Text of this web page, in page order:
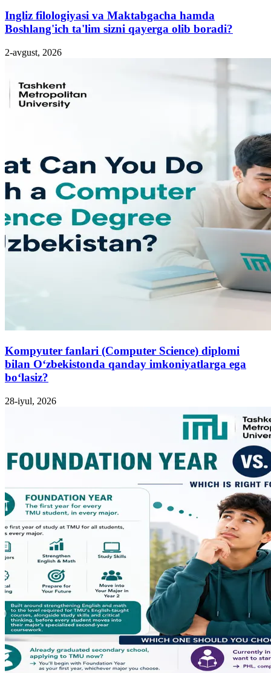
Ingliz filologiyasi va Maktabgacha hamda
Boshlang'ich ta'lim sizni qayerga olib boradi?
2-avgust, 2026
Kompyuter fanlari (Computer Science) diplomi
bilan O‘zbekistonda qanday imkoniyatlarga ega
bo‘lasiz?
28-iyul, 2026